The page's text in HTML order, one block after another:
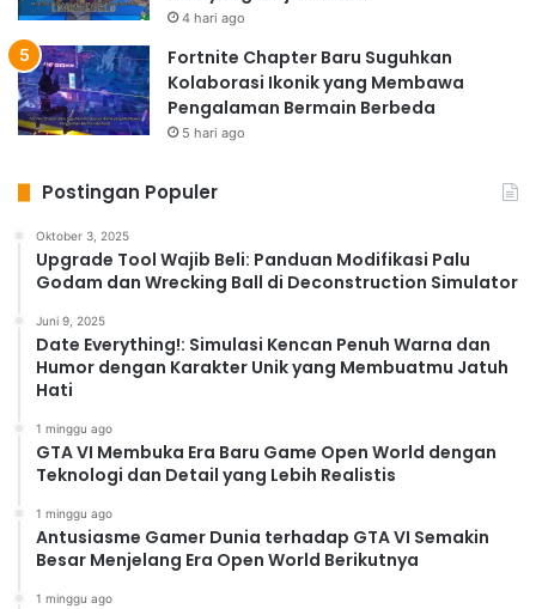
4 hari ago
Fortnite Chapter Baru Suguhkan
Kolaborasi Ikonik yang Membawa
Pengalaman Bermain Berbeda
5 hari ago
Postingan Populer
Oktober 3, 2025
Upgrade Tool Wajib Beli: Panduan Modifikasi Palu
Godam dan Wrecking Ball di Deconstruction Simulator
Juni 9, 2025
Date Everything!: Simulasi Kencan Penuh Warna dan
Humor dengan Karakter Unik yang Membuatmu Jatuh
Hati
1 minggu ago
GTA VI Membuka Era Baru Game Open World dengan
Teknologi dan Detail yang Lebih Realistis
1 minggu ago
Antusiasme Gamer Dunia terhadap GTA VI Semakin
Besar Menjelang Era Open World Berikutnya
1 minggu ago